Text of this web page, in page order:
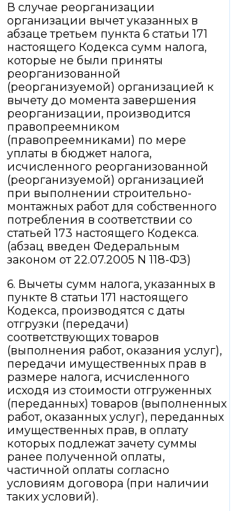
В случае реорганизации
организации вычет указанных в
абзаце третьем пункта 6 статьи 171
настоящего Кодекса сумм налога,
которые не были приняты
реорганизованной
(реорганизуемой) организацией к
вычету до момента завершения
реорганизации, производится
правопреемником
(правопреемниками) по мере
уплаты в бюджет налога,
исчисленного реорганизованной
(реорганизуемой) организацией
при выполнении строительно-
монтажных работ для собственного
потребления в соответствии со
статьей 173 настоящего Кодекса.
(абзац введен Федеральным
законом от 22.07.2005 N 118-ФЗ)
6. Вычеты сумм налога, указанных в
пункте 8 статьи 171 настоящего
Кодекса, производятся с даты
отгрузки (передачи)
соответствующих товаров
(выполнения работ, оказания услуг),
передачи имущественных прав в
размере налога, исчисленного
исходя из стоимости отгруженных
(переданных) товаров (выполненных
работ, оказанных услуг), переданных
имущественных прав, в оплату
которых подлежат зачету суммы
ранее полученной оплаты,
частичной оплаты согласно
условиям договора (при наличии
таких условий).